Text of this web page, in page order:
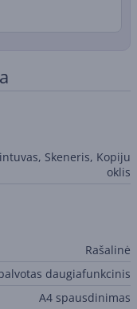
Skeneris, Kopiju
oklis
Rašalinė
daugiafunkcinis
A4 spausdinimas